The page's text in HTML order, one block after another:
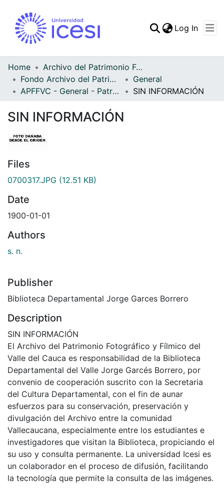
Statistics
Log In
Home
Archivo del Patrimonio Fotográfico y Fílmico del Valle del Cauca
Fondo Archivo del Patrimonio Fotográfico y Fílmico del Valle del Cauca
General
APFFVC - General - Patrimonial
SIN INFORMACIÓN
SIN INFORMACIÓN
Files
0700317.JPG (12.51 KB)
Date
1900-01-01
Authors
s. n.
Publisher
Biblioteca Departamental Jorge Garces Borrero
Description
SIN INFORMACIÓN
El Archivo del Patrimonio Fotográfico y Fílmico del
Valle del Cauca es responsabilidad de la Biblioteca
Departamental del Valle Jorge Garcés Borrero, por
convenio de cooperación suscrito con la Secretaria
del Cultura Departamental, con el fin de aunar
esfuerzos para su conservación, preservación y
divulgación del Archivo entre la comunidad
Vallecaucana, especialmente entre los estudiantes e
investigadores que visitan la Biblioteca, propiciando el
su uso y consulta permanente. La universidad Icesi es
un colaborador en el proceso de difusión, facilitando
la tecnología que permite la consulta de las imágenes.